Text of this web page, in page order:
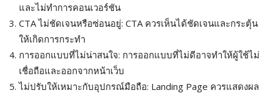
และไม่ทำการคอนเวอร์ชัน
CTA ไม่ชัดเจนหรือซ่อนอยู่: CTA ควรเห็นได้ชัดเจนและกระตุ้น
ให้เกิดการกระทำ
การออกแบบที่ไม่น่าสนใจ: การออกแบบที่ไม่ดีอาจทำให้ผู้ใช้ไม่
เชื่อถือและออกจากหน้าเว็บ
ไม่ปรับให้เหมาะกับอุปกรณ์มือถือ: Landing Page ควรแสดงผล